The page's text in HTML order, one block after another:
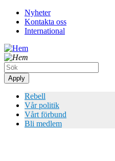
Hoppa
huvudinnehåll
Top
meny
Nyheter
Kontakta oss
International
Rebell
Vår politik
Vårt förbund
Bli medlem